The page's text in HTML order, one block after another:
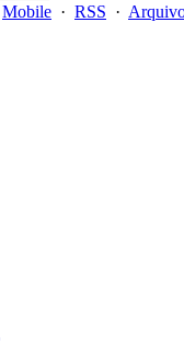
Mobile · RSS ·